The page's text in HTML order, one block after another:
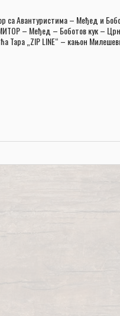
са Авантуристима – Међед и
– Међед – Боботов кук –
Тара „ZIP LINE“ – кањон